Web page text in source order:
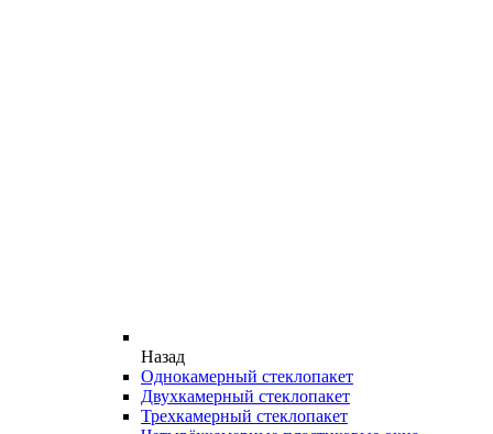
Назад
Однокамерный стеклопакет
Двухкамерный стеклопакет
Трехкамерный стеклопакет